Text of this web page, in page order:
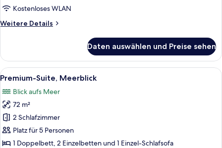
anzeigen
Kostenloses WLAN
Weitere Details
Weitere
eingeschränkter
Meerblick
(Zen)
Daten auswählen und Preise sehen
Alle
Fotos
für
Premium-
Suite,
Meerblick
anzeigen
Ein Doppelbett mit weißer
4
Premium-Suite, Meerblick
Blick aufs Meer
72 m²
2 Schlafzimmer
Platz für 5 Personen
1 Doppelbett, 2 Einzelbetten und 1 Einzel-Schlafsofa